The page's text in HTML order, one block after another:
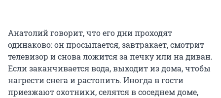
Анатолий говорит, что его дни проходят
одинаково: он просыпается, завтракает, смотрит
телевизор и снова ложится за печку или на диван.
Если заканчивается вода, выходит из дома, чтобы
нагрести снега и растопить. Иногда в гости
приезжают охотники, селятся в соседнем доме,